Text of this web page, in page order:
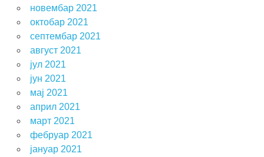
новембар 2021
октобар 2021
септембар 2021
август 2021
јул 2021
јун 2021
мај 2021
април 2021
март 2021
фебруар 2021
јануар 2021